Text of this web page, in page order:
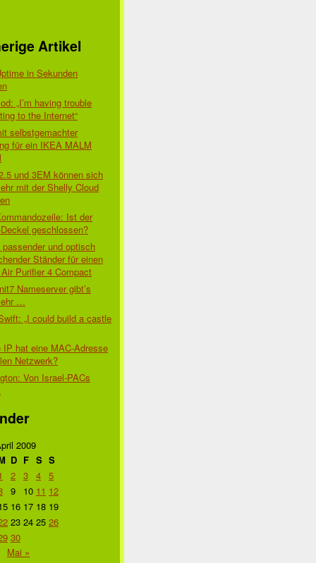
Artikel
in Sekunden
„I’m having trouble
to the Internet“
selbstgemachter
für ein IKEA MALM
und 3EM können sich
mit der Shelly Cloud
Ist der
geschlossen?
und optisch
Ständer für einen
Purifier 4 Compact
Nameserver gibt’s
…
„I could build a castle
IP hat eine MAC-Adresse
Netzwerk?
Von Israel-PACs
2009
D F S S
2 3 4 5
9 10 11 12
16 17 18 19
23 24 25 26
30
Mai »